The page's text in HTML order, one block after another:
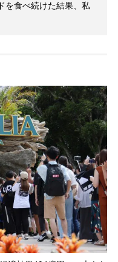
を食べ続けた結果、私